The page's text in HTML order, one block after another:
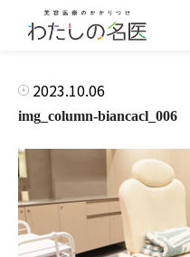
2023.10.06
img_column-biancacl_006